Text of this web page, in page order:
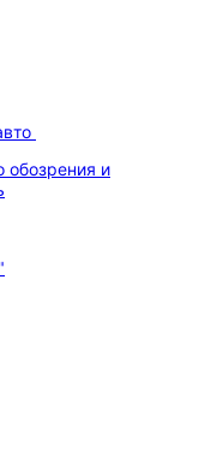
обозрения и